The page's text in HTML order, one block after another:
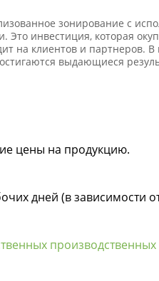
зонирование с
Это инвестиция, которая
на клиентов и партнеров.
выдающиеся
цены на продукцию.
дней (в зависимости